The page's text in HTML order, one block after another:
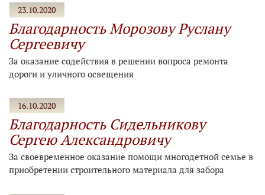
23.10.2020
Благодарность Морозову Руслану
Сергеевичу
За оказание содействия в решении вопроса ремонта
дороги и уличного освещения
16.10.2020
Благодарность Сидельникову
Сергею Александровичу
За своевременное оказание помощи многодетной семье в
приобретении строительного материала для забора